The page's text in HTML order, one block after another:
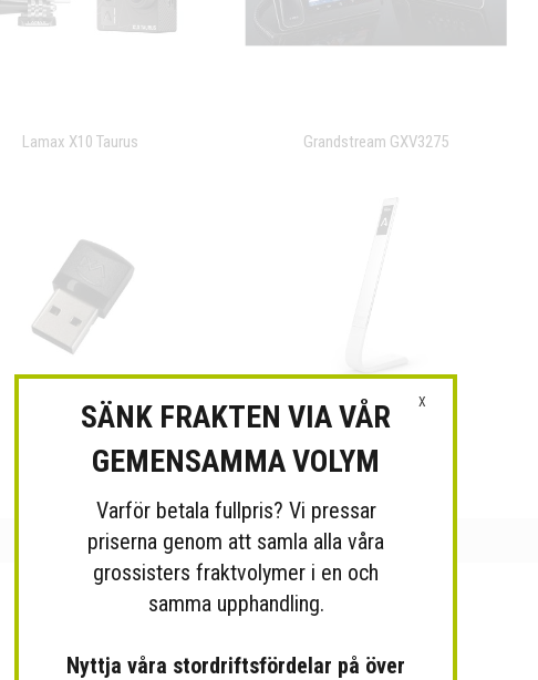
Lamax X10 Taurus Grandstream GXV3275
VXi BT2 Lamax GentiLight Touch
X
SÄNK FRAKTEN VIA VÅR
GEMENSAMMA VOLYM
Varför betala fullpris? Vi pressar
priserna genom att samla alla våra
grossisters fraktvolymer i en och
samma upphandling.
Nyttja våra stordriftsfördelar på över